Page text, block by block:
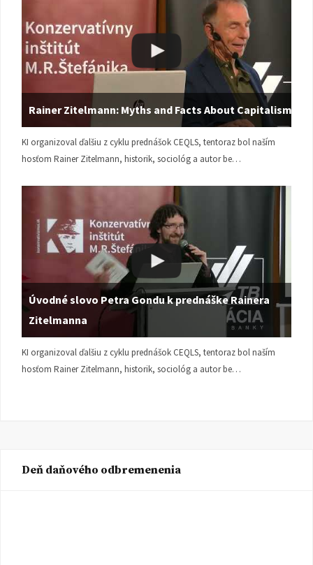
Rainer Zitelmann: Myths and Facts About Capitalism
KI organizoval ďalšiu z cyklu prednášok CEQLS, tentoraz bol naším
hosťom Rainer Zitelmann, historik, sociológ a autor be…
Úvodné slovo Petra Gondu k prednáške Rainera
Zitelmanna
KI organizoval ďalšiu z cyklu prednášok CEQLS, tentoraz bol naším
hosťom Rainer Zitelmann, historik, sociológ a autor be…
Deň daňového odbremenenia